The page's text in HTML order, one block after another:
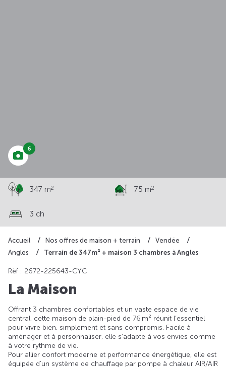
Accueil Nos offres de maison + terrain
Vendée
Angles
Terrain de 347m² + maison 3 chambres à Angles
6
347 m2 75 m2
3 ch
Rèf : 2672-225643-CYC
La Maison
Offrant 3 chambres confortables et un vaste espace de vie
central, cette maison de plain-pied de 76 m² réunit l’essentiel
pour vivre bien, simplement et sans compromis. Facile à
aménager et à personnaliser, elle s’adapte à vos envies comme
à votre rythme de vie.
Pour allier confort moderne et performance énergétique, elle est
équipée d’un système de chauffage par pompe à chaleur AIR/AIR